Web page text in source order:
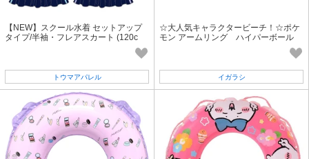
【NEW】スクール水着 セットアップ
タイプ/半袖・フレアスカート (120c
トウマアパレル
☆大人気キャラクタービーチ！☆ポケ
モン アームリング ハイパーボール
イガラシ